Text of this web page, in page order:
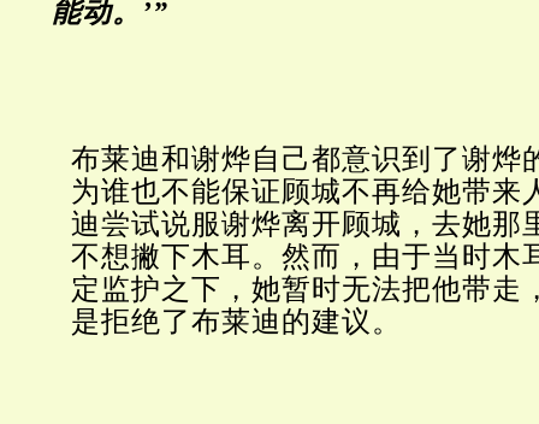
能动。’”
布莱迪和谢烨自己都意识到了谢烨
为谁也不能保证顾城不再给她带来
迪尝试说服谢烨离开顾城，去她那
不想撇下木耳。然而，由于当时木
定监护之下，她暂时无法把他带走
是拒绝了布莱迪的建议。